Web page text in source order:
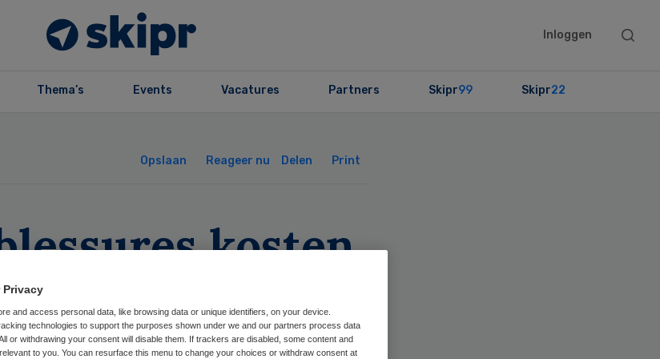
Inloggen
Search
Thema’s Events Vacatures Partners Skipr99 Skipr22
Opslaan Reageer nu Delen Print
kosten
bijna 600
Privacy
and access personal data, like browsing data or unique identifiers, on your device.
technologies to support the purposes shown under we and our partners process data
or withdrawing your consent will disable them. If trackers are disabled, some content and
to you. You can resurface this menu to change your choices or withdraw consent at